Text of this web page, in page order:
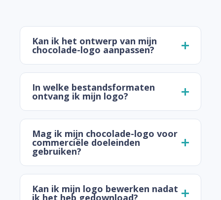
Kan ik het ontwerp van mijn
chocolade-logo aanpassen?
In welke bestandsformaten
ontvang ik mijn logo?
Mag ik mijn chocolade-logo voor
commerciële doeleinden
gebruiken?
Kan ik mijn logo bewerken nadat